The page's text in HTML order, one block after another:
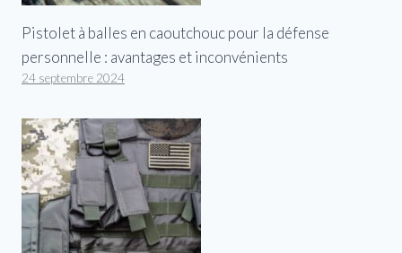
Pistolet à balles en caoutchouc pour la défense
personnelle : avantages et inconvénients
24 septembre 2024